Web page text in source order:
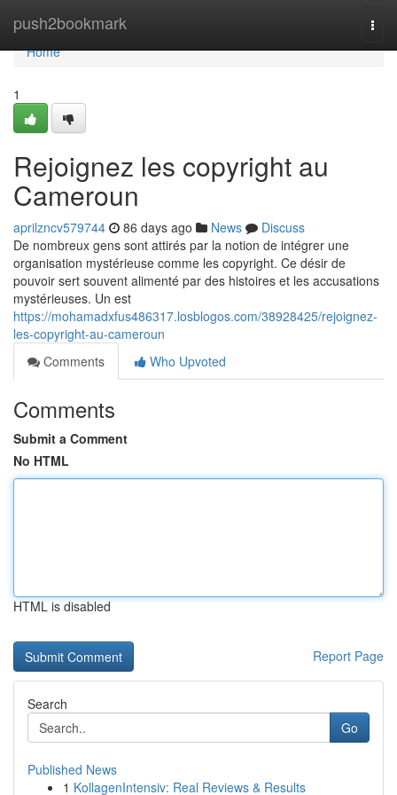
push2bookmark
Home
Home
1
Rejoignez les copyright au
Cameroun
aprilzncv579744 86 days ago News
Discuss
De nombreux gens sont attirés par la notion de intégrer une
organisation mystérieuse comme les copyright. Ce désir de
pouvoir sert souvent alimenté par des histoires et les accusations
mystérieuses. Un est
https://mohamadxfus486317.losblogos.com/38928425/rejoignez-
les-copyright-au-cameroun
Comments
Who Upvoted
Comments
Submit a Comment
No HTML
HTML is disabled
Report Page
Search
Go
Published News
1 KollagenIntensiv: Real Reviews & Results